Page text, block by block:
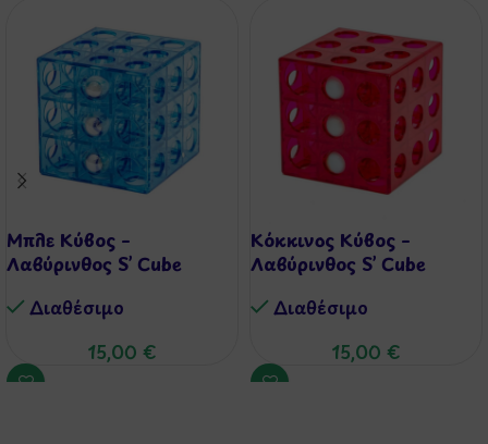
Μπλε Κύβος –
Λαβύρινθος S’ Cube
Διαθέσιμo
15,00 €
Κόκκινος Κύβος –
Λαβύρινθος S’ Cube
Διαθέσιμo
15,00 €